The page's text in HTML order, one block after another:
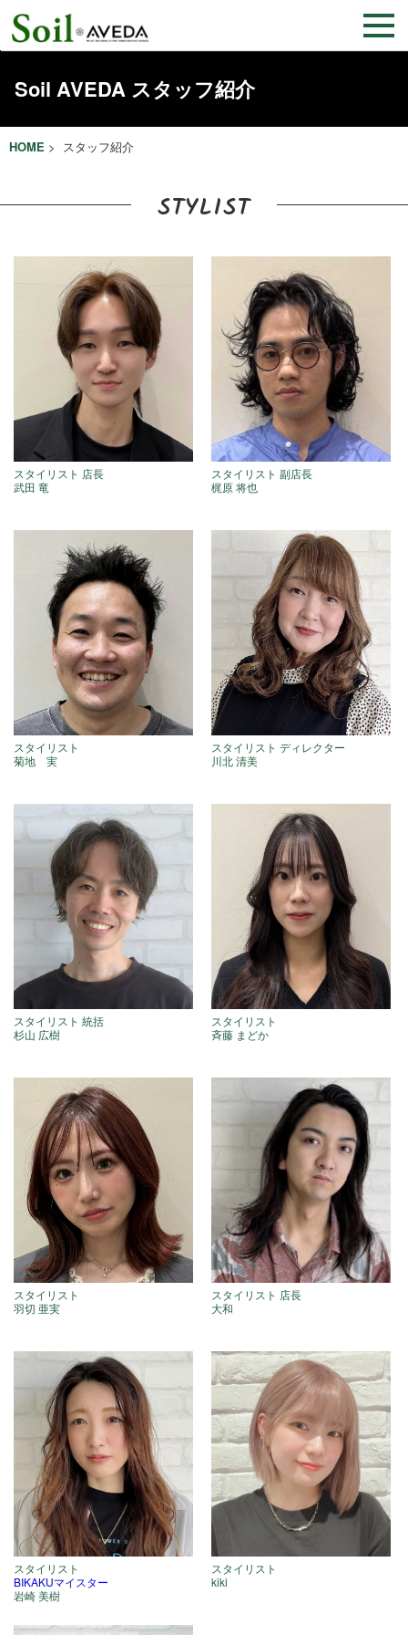
Soil AVEDA スタッフ紹介
HOME > スタッフ紹介
STYLIST
スタイリスト 店長
武田 竜
スタイリスト 副店長
梶原 将也
スタイリスト
菊地 実
スタイリスト ディレクター
川北 清美
スタイリスト 統括
杉山 広樹
スタイリスト
斉藤 まどか
スタイリスト
羽切 亜実
スタイリスト 店長
大和
スタイリスト
BIKAKUマイスター
岩崎 美樹
スタイリスト
kiki